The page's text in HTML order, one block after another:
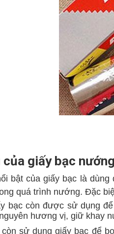
của giấy bạc
bật của giấy bạc là
quá trình nướng. Đặc
bạc còn được sử dụng
hương vị, giữ khay
sử dụng giấy bạc để